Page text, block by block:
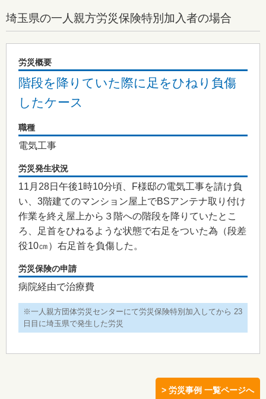
埼玉県の一人親方労災保険特別加入者の場合
労災概要
階段を降りていた際に足をひねり負傷
したケース
職種
電気工事
労災発生状況
11月28日午後1時10分頃、F様邸の電気工事を請け負
い、3階建てのマンション屋上でBSアンテナ取り付け
作業を終え屋上から３階への階段を降りていたとこ
ろ、足首をひねるような状態で右足をついた為（段差
役10㎝）右足首を負傷した。
労災保険の申請
病院経由で治療費
※一人親方団体労災センターにて労災保険特別加入してから 23
日目に埼玉県で発生した労災
> 労災事例 一覧ページへ